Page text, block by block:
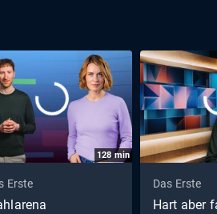
128 min
Erste Das Erste
Hart aber